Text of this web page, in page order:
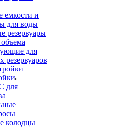
емкости и
для воды
резервуары
для
резервуаров
для
колодцы